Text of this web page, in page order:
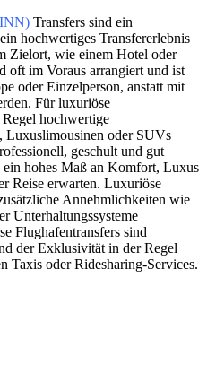
Transfers sind ein
hochwertiges Transfererlebnis
Zielort, wie einem Hotel oder
oft im Voraus arrangiert und ist
oder Einzelperson, anstatt mit
Für luxuriöse
hochwertige
Luxuslimousinen oder SUVs
geschult und gut
ein hohes Maß an Komfort, Luxus
Reise erwarten. Luxuriöse
Annehmlichkeiten wie
Unterhaltungssysteme
Flughafentransfers sind
der Exklusivität in der Regel
Taxis oder Ridesharing-Services.